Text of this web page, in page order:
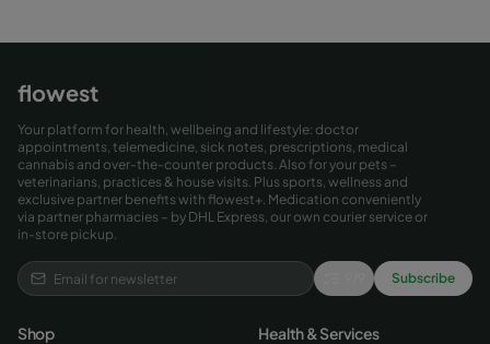
flowest
Your platform for health, wellbeing and lifestyle: doctor
appointments, telemedicine, sick notes, prescriptions, medical
cannabis and over-the-counter products. Also for your pets –
veterinarians, practices & house visits. Plus sports, wellness and
exclusive partner benefits with flowest+. Medication conveniently
via partner pharmacies – by DHL Express, our own courier service or
in-store pickup.
Subscribe
Shop Health & Services